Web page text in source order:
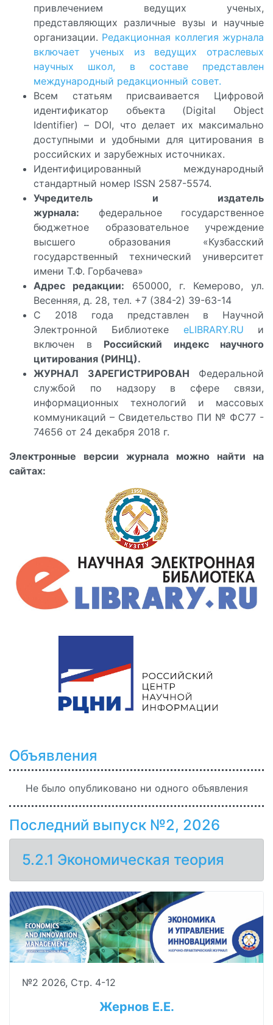
привлечением ведущих ученых,
представляющих различные вузы и научные
организации. Редакционная коллегия журнала
включает ученых из ведущих отраслевых
научных школ, в составе представлен
международный редакционный совет.
Всем статьям присваивается Цифровой
идентификатор объекта (Digital Object
Identifier) – DOI, что делает их максимально
доступными и удобными для цитирования в
российских и зарубежных источниках.
Идентифицированный международный
стандартный номер ISSN 2587-5574.
Учредитель и издатель
журнала: федеральное государственное
бюджетное образовательное учреждение
высшего образования «Кузбасский
государственный технический университет
имени Т.Ф. Горбачева»
Адрес редакции: 650000, г. Кемерово, ул.
Весенняя, д. 28, тел. +7 (384-2) 39-63-14
С 2018 года представлен в Научной
Электронной Библиотеке eLIBRARY.RU и
включен в Российский индекс научного
цитирования (РИНЦ).
ЖУРНАЛ ЗАРЕГИСТРИРОВАН Федеральной
службой по надзору в сфере связи,
информационных технологий и массовых
коммуникаций – Свидетельство ПИ № ФС77 -
74656 от 24 декабря 2018 г.
Электронные версии журнала можно найти на
сайтах:
Объявления
Не было опубликовано ни одного объявления
Последний выпуск №2, 2026
5.2.1 Экономическая теория
№2 2026, Стр. 4-12
Жернов Е.Е.